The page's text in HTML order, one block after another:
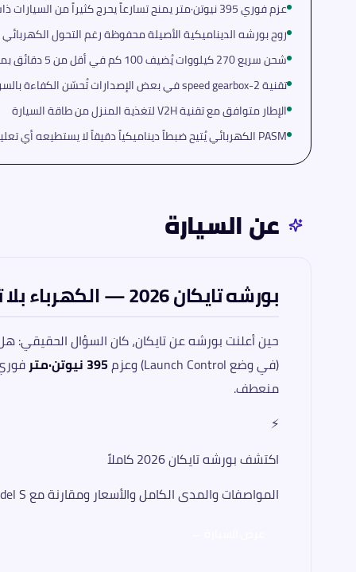
عزم فوري 395 نيوتن·متر يمنح تسارعاً يحرج كثيراً من السيارات ذات المحركات الاحتراقية
روح بورشه الديناميكية الأصيلة محفوظة رغم التحول
شحن سريع 270 كيلووات يُضيف 100 كم في أقل من 5 دقائق بمحطات DC
تقنية 2-speed gearbox في بعض الإصدارات تُحسّن الكفاءة بالسرعات العالية
الإطار متوافق مع تقنية V2H لتغذية المنزل من طاقة السيارة
PASM الكهربائي يُتيح ضبطاً ديناميكياً دقيقاً لا يستطيعه أي تعليق ميكانيكي تقليدي
عن السيارة
بورشه تايكان 2026 — الكهرباء بلا تنازل على روح بورشه
حين أعلنت بورشه عن تايكان، كان السؤال
(في وضع Launch Control) وعزم
395 نيوتن·متر
منعطف.
⚡
اكتشف بورشه تايكان 2026 كاملاً
المواصفات والمدى الكامل والأسعار ومقارنة مع Tesla Model S وEQS 500